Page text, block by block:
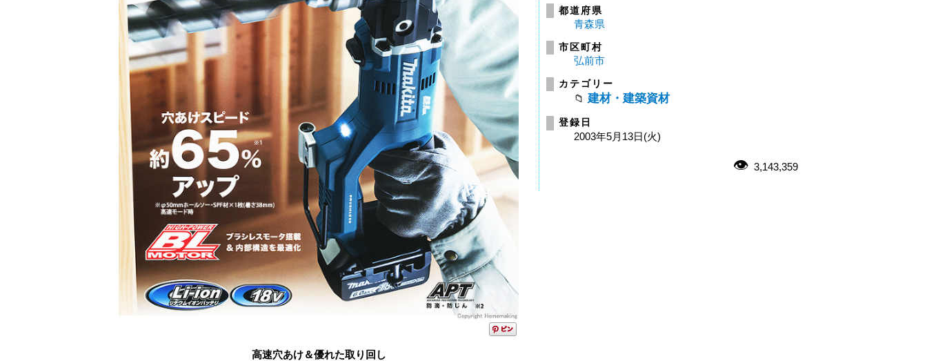
高速穴あけ＆優れた取り回し
都道府県
青森県
市区町村
弘前市
カテゴリー
建材・建築資材
登録日
2003年5月13日(火)
3,143,359